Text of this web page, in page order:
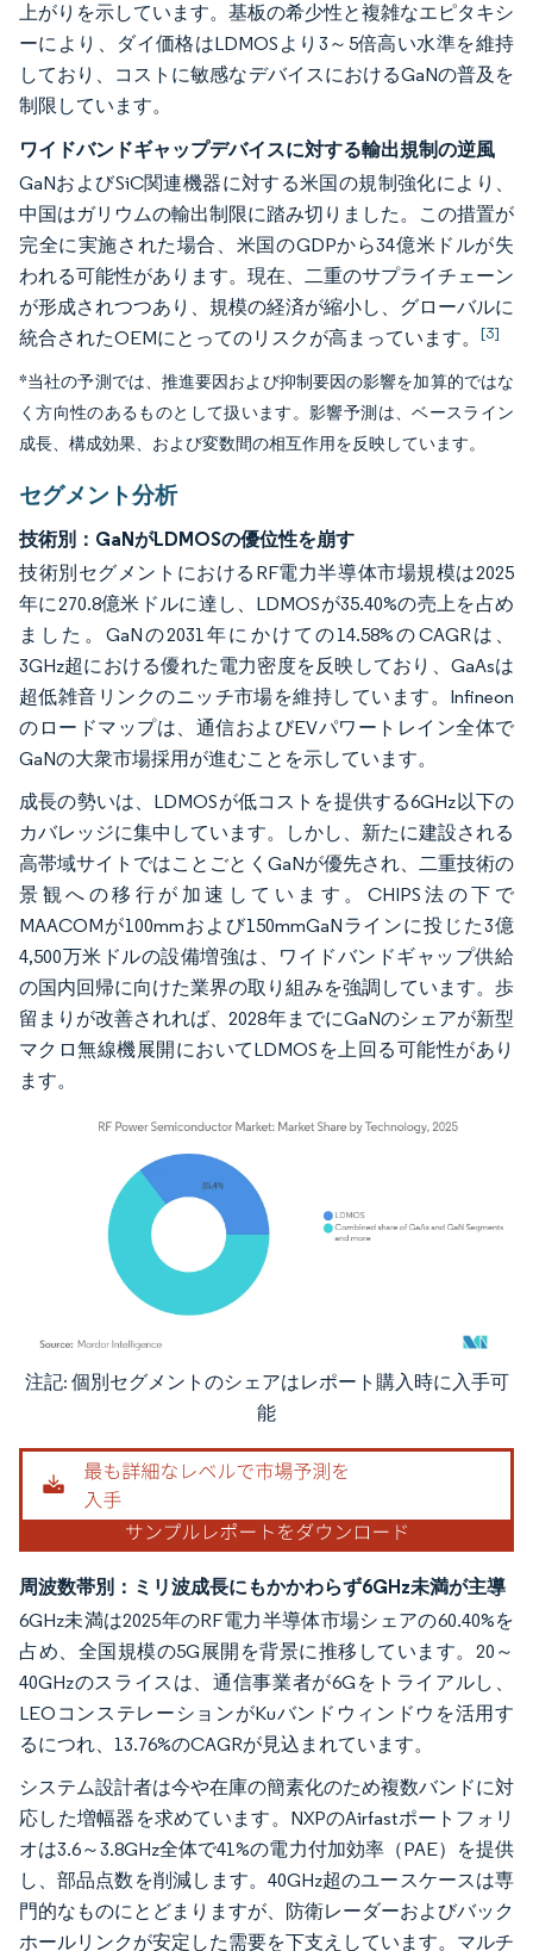
上がりを示しています。基板の希少性と複雑なエピタキシ
ーにより、ダイ価格はLDMOSより3～5倍高い水準を維持
しており、コストに敏感なデバイスにおけるGaNの普及を
制限しています。
ワイドバンドギャップデバイスに対する輸出規制の逆風
GaNおよびSiC関連機器に対する米国の規制強化により、
中国はガリウムの輸出制限に踏み切りました。この措置が
完全に実施された場合、米国のGDPから34億米ドルが失
われる可能性があります。現在、二重のサプライチェーン
が形成されつつあり、規模の経済が縮小し、グローバルに
統合されたOEMにとってのリスクが高まっています。 [3]
*当社の予測では、推進要因および抑制要因の影響を加算的ではな
く方向性のあるものとして扱います。影響予測は、ベースライン
成長、構成効果、および変数間の相互作用を反映しています。
セグメント分析
技術別：GaNがLDMOSの優位性を崩す
技術別セグメントにおけるRF電力半導体市場規模は2025
年に270.8億米ドルに達し、LDMOSが35.40%の売上を占め
ました。GaNの2031年にかけての14.58%のCAGRは、
3GHz超における優れた電力密度を反映しており、GaAsは
超低雑音リンクのニッチ市場を維持しています。Infineon
のロードマップは、通信およびEVパワートレイン全体で
GaNの大衆市場採用が進むことを示しています。
成長の勢いは、LDMOSが低コストを提供する6GHz以下の
カバレッジに集中しています。しかし、新たに建設される
高帯域サイトではことごとくGaNが優先され、二重技術の
景観への移行が加速しています。CHIPS法の下で
MAACOMが100mmおよび150mmGaNラインに投じた3億
4,500万米ドルの設備増強は、ワイドバンドギャップ供給
の国内回帰に向けた業界の取り組みを強調しています。歩
留まりが改善されれば、2028年までにGaNのシェアが新型
マクロ無線機展開においてLDMOSを上回る可能性があり
ます。
画像 © Mordor Intelligence。再利用にはCC BY 4.0の表示が必要です。
注記: 個別セグメントのシェアはレポート購入時に入手可
能
周波数帯別：ミリ波成長にもかかわらず6GHz未満が主導
6GHz未満は2025年のRF電力半導体市場シェアの60.40%を
占め、全国規模の5G展開を背景に推移しています。20～
40GHzのスライスは、通信事業者が6Gをトライアルし、
LEOコンステレーションがKuバンドウィンドウを活用す
るにつれ、13.76%のCAGRが見込まれています。
システム設計者は今や在庫の簡素化のため複数バンドに対
応した増幅器を求めています。NXPのAirfastポートフォリ
オは3.6～3.8GHz全体で41%の電力付加効率（PAE）を提供
し、部品点数を削減します。40GHz超のユースケースは専
門的なものにとどまりますが、防衛レーダーおよびバック
ホールリンクが安定した需要を下支えしています。マルチ